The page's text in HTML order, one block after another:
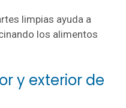
limpias ayuda a
los alimentos
y exterior de